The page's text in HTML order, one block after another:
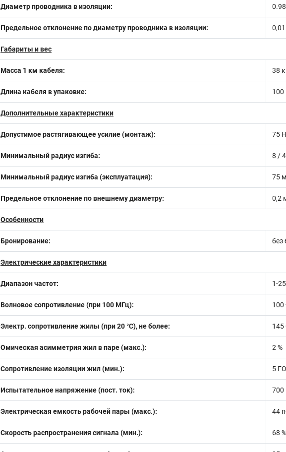
Диаметр проводника в изоляции:
Предельное отклонение по диаметру проводника в изоляции:
Габариты и вес
Масса 1 км кабеля: 38
Длина кабеля в упаковке: 100
Дополнительные характеристики
Допустимое растягивающее усилие (монтаж): 75 Н
Минимальный радиус изгиба: 8 /
Минимальный радиус изгиба (эксплуатация): 75
Предельное отклонение по внешнему диаметру: 0,2
Особенности
Бронирование: без
Электрические характеристики
Диапазон частот: 1-
Волновое сопротивление (при 100 МГц): 100
Электр. сопротивление жилы (при 20 °С), не более:
Омическая асимметрия жил в паре (макс.): 2 %
Сопротивление изоляции жил (мин.): 5
Испытательное напряжение (пост. ток): 700
Электрическая емкость рабочей пары (макс.): 44
Скорость распространения сигнала (мин.): 68 %